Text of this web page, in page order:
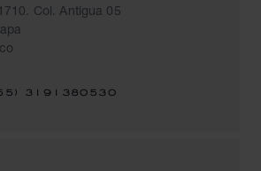
Col. Antigua 05
3191380530